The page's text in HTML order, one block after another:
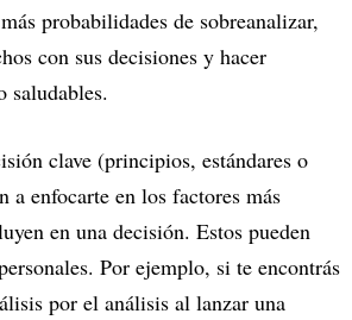
probabilidades de sobreanalizar,
con sus decisiones y hacer
saludables.
clave (principios, estándares o
a enfocarte en los factores más
en una decisión. Estos pueden
Por ejemplo, si te encontrás
por el análisis al lanzar una